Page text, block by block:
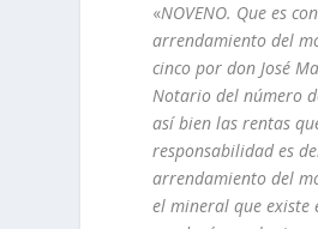
«NOVENO. Que es
arrendamiento del
cinco por don José
Notario del número
así­ bien las rentas
responsabilidad es
arrendamiento del
el mineral que existe